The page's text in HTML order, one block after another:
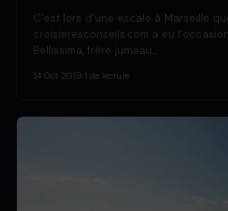
C’est lors d’une escale à Marseille
croisieresconseils.com a eu
Bellissima, frère jumeau…
14 Oct 2019 1 de lecture